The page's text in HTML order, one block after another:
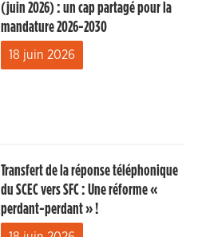
(juin 2026) : un cap partagé pour la
mandature 2026-2030
18 juin 2026
Transfert de la réponse téléphonique
du SCEC vers SFC : Une réforme «
perdant-perdant » !